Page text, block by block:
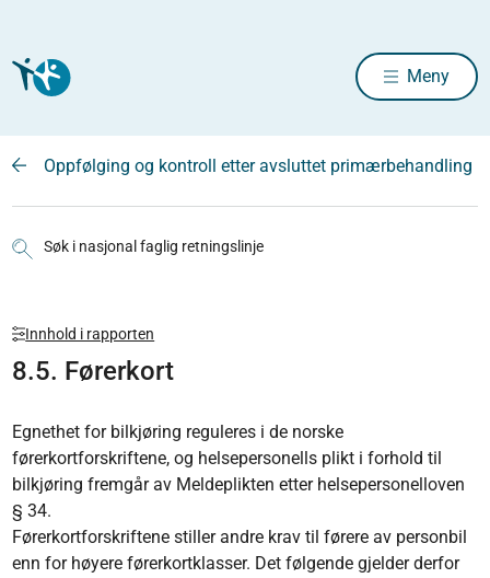
Meny
Oppfølging og kontroll etter avsluttet primærbehandling
Søk i nasjonal faglig retningslinje
Innhold i rapporten
8.5. Førerkort
Egnethet for bilkjøring reguleres i de norske
førerkortforskriftene, og helsepersonells plikt i forhold til
bilkjøring fremgår av Meldeplikten etter helsepersonelloven
§ 34.
Førerkortforskriftene stiller andre krav til førere av personbil
enn for høyere førerkortklasser. Det følgende gjelder derfor